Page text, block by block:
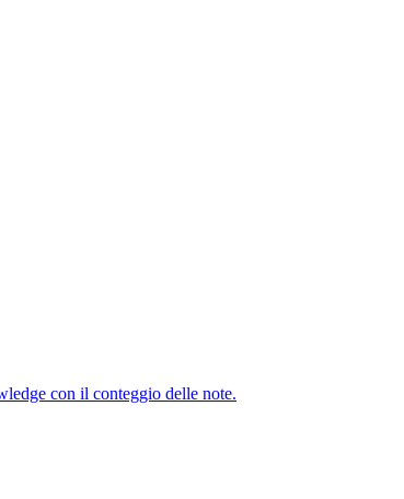
con il conteggio delle note.